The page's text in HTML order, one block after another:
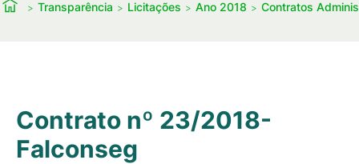
Transparência Licitações Ano 2018 Contratos
Contrato nº 23/2018-
Falconseg